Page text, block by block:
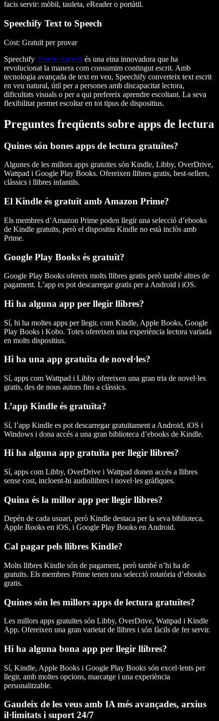
facis servir: mòbil, tauleta, eReader o portàtil.
Speechify Text to Speech
Cost: Gratuït per provar
Speechify Text to Speech és una eina innovadora que ha
revolucionat la manera com consumim contingut escrit. Amb
tecnologia avançada de text en veu, Speechify converteix text escrit
en veu natural, útil per a persones amb discapacitat lectora,
dificultats visuals o per a qui prefereix aprendre escoltant. La seva
flexibilitat permet escoltar en tot tipus de dispositius.
Preguntes freqüents sobre apps de lectura
Quines són bones apps de lectura gratuïtes?
Algunes de les millors apps gratuïtes són Kindle, Libby, OverDrive,
Wattpad i Google Play Books. Ofereixen llibres gratis, best-sellers,
clàssics i llibres infantils.
El Kindle és gratuït amb Amazon Prime?
Els membres d’Amazon Prime poden llegir una selecció d’ebooks
de Kindle gratuïts, però el dispositiu Kindle no està inclòs amb
Prime.
Google Play Books és gratuït?
Google Play Books ofereix molts llibres gratis però també altres de
pagament. L’app es pot descarregar gratis per a Android i iOS.
Hi ha alguna app per llegir llibres?
Sí, hi ha moltes apps per llegir, com Kindle, Apple Books, Google
Play Books i Kobo. Totes ofereixen una experiència lectora variada
en molts dispositius.
Hi ha una app gratuïta de novel·les?
Sí, apps com Wattpad i Libby ofereixen una gran tria de novel·les
gratis, des de nous autors fins a clàssics.
L’app Kindle és gratuïta?
Sí, l’app Kindle es pot descarregar gratuïtament a Android, iOS i
Windows i dona accés a una gran biblioteca d’ebooks de Kindle.
Hi ha alguna app gratuïta per llegir llibres?
Sí, apps com Libby, OverDrive i Wattpad donen accés a llibres
sense cost, incloent-hi audiollibres i novel·les gràfiques.
Quina és la millor app per llegir llibres?
Depèn de cada usuari, però Kindle destaca per la seva biblioteca,
Apple Books en iOS, i Google Play Books en Android.
Cal pagar pels llibres Kindle?
Molts llibres Kindle són de pagament, però també n’hi ha de
gratuïts. Els membres Prime tenen una selecció rotatòria d’ebooks
gratis.
Quines són les millors apps de lectura gratuïtes?
Les millors apps gratuïtes són Libby, OverDrive, Wattpad i Kindle
App. Ofereixen una gran varietat de llibres i són fàcils de fer servir.
Hi ha alguna bona app per llegir llibres?
Sí, Kindle, Apple Books i Google Play Books són excel·lents per
llegir, amb moltes opcions, marcatge i una experiència
personalitzable.
Gaudeix de les veus amb IA més avançades, arxius
il·limitats i suport 24/7